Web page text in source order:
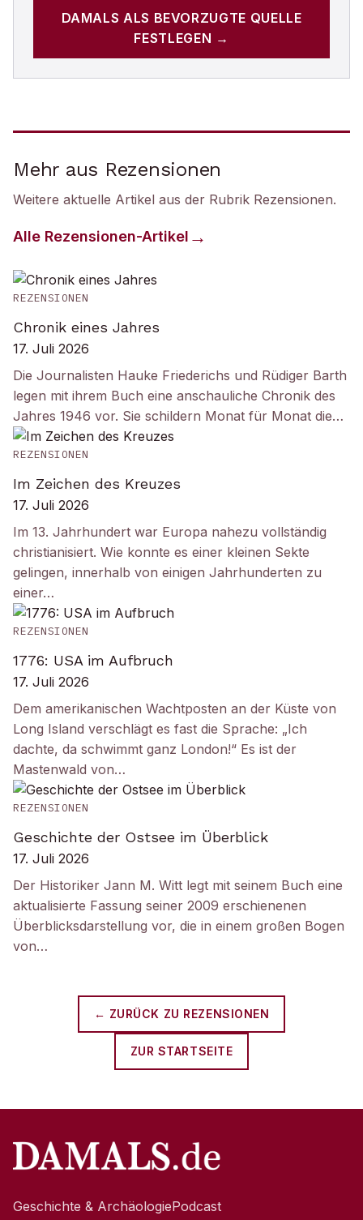
DAMALS ALS BEVORZUGTE QUELLE
FESTLEGEN →
Mehr aus Rezensionen
Weitere aktuelle Artikel aus der Rubrik Rezensionen.
Alle Rezensionen-Artikel
REZENSIONEN
Chronik eines Jahres
17. Juli 2026
Die Journalisten Hauke Friederichs und Rüdiger Barth
legen mit ihrem Buch eine anschauliche Chronik des
Jahres 1946 vor. Sie schildern Monat für Monat die…
REZENSIONEN
Im Zeichen des Kreuzes
17. Juli 2026
Im 13. Jahrhundert war Europa nahezu vollständig
christianisiert. Wie konnte es einer kleinen Sekte
gelingen, innerhalb von einigen Jahrhunderten zu
einer…
REZENSIONEN
1776: USA im Aufbruch
17. Juli 2026
Dem amerikanischen Wachtposten an der Küste von
Long Island verschlägt es fast die Sprache: „Ich
dachte, da schwimmt ganz London!“ Es ist der
Mastenwald von…
REZENSIONEN
Geschichte der Ostsee im Überblick
17. Juli 2026
Der Historiker Jann M. Witt legt mit seinem Buch eine
aktualisierte Fassung seiner 2009 erschienenen
Überblicksdarstellung vor, die in einem großen Bogen
von…
← ZURÜCK ZU REZENSIONEN
ZUR STARTSEITE
Geschichte & ArchäologiePodcast